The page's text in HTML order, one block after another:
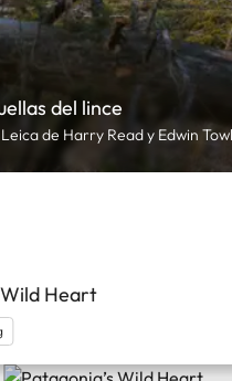
del lince
de Harry Read y Edwin
Wild Heart